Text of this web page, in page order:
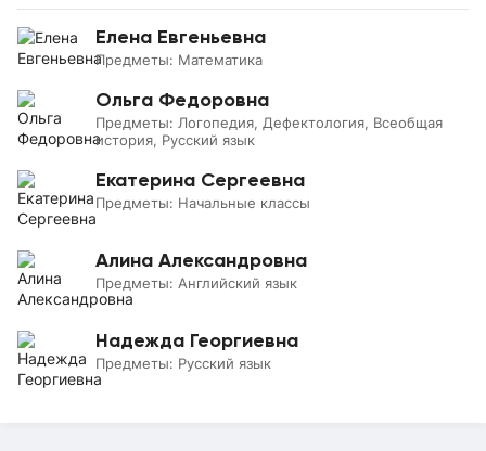
Елена Евгеньевна
Предметы: Математика
Ольга Федоровна
Предметы: Логопедия, Дефектология, Всеобщая
история, Русский язык
Екатерина Сергеевна
Предметы: Начальные классы
Алина Александровна
Предметы: Английский язык
Надежда Георгиевна
Предметы: Русский язык